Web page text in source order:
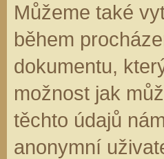
Můžeme také
během
dokumentu,
možnost jak
těchto údajů
anonymní